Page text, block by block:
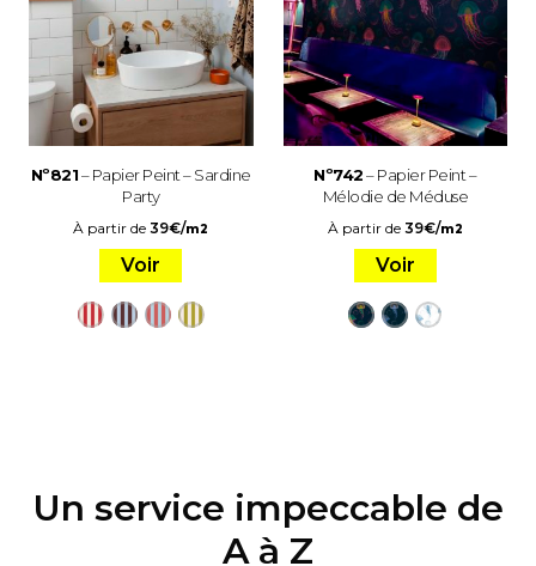
Nº821– Papier Peint – Sardine
Party
À partir de39€/m2
Voir
Nº742– Papier Peint –
Mélodie de Méduse
À partir de 39€/m2
Voir
Un service impeccable de
A à Z